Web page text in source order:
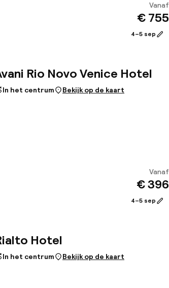
Vanaf
€ 755
4–5 sep
Rio Novo Venice Hotel
In het centrum Bekijk op de kaart
Vanaf
€ 396
4–5 sep
Hotel
In het centrum Bekijk op de kaart